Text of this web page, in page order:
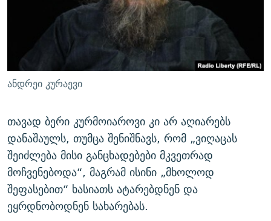
ანდრეი კურაევი
თავად ბერი კურმოიაროვი კი არ აღიარებს
დანაშაულს, თუმცა შენიშნავს, რომ „ვიღაცას
შეიძლება მისი განცხადებები მკვეთრად
მოჩვენებოდა“, მაგრამ ისინი „მხოლოდ
შეფასებით“ ხასიათს ატარებდნენ და
ეყრდნობოდნენ სახარებას.